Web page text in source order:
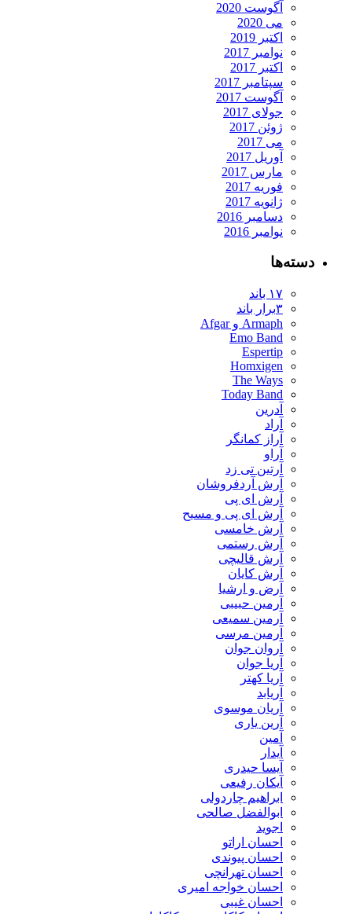
آگوست 2020
می 2020
اکتبر 2019
نوامبر 2017
اکتبر 2017
سپتامبر 2017
آگوست 2017
جولای 2017
ژوئن 2017
می 2017
آوریل 2017
مارس 2017
فوریه 2017
ژانویه 2017
دسامبر 2016
نوامبر 2016
دسته‌ها
Armaph و Afgar
Emo Band
Espertip
Homxigen
The Ways
Today Band
آدرین
آراز کمانگر
آراو
آرتین تی زد
آرش آردفروشان
آرش ای پی
آرش ای پی و مسیح
آرش خامسی
آرش رستمی
آرش قالیچی
آرش کایان
​آرض و ارشیا
آرمین حبیبی
آرمین سمیعی
آرمین مرسی
آروان جوان
آریا جوان
آریا کهتر
آریابد
آریان موسوی
آرین یاری
آمین
آیدار
آیسا حیدری
آیکان رفیعی
ابراهیم چاردولی
ابوالفضل صالحی
اجوید
احسان اراتو
احسان پیوندی
احسان تهرانچی
احسان خواجه امیری
احسان غیبی